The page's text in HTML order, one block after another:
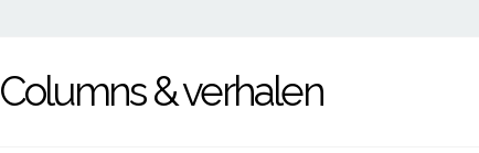
Columns & verhalen